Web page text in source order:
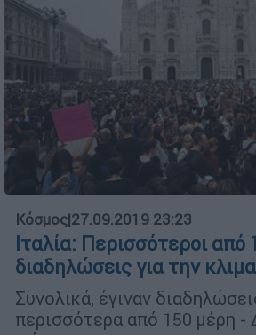
Κόσμος|27.09.2019 23:23
Ιταλία: Περισσότεροι από
διαδηλώσεις για την
Συνολικά, έγιναν
περισσότερα από 150 μέρη -